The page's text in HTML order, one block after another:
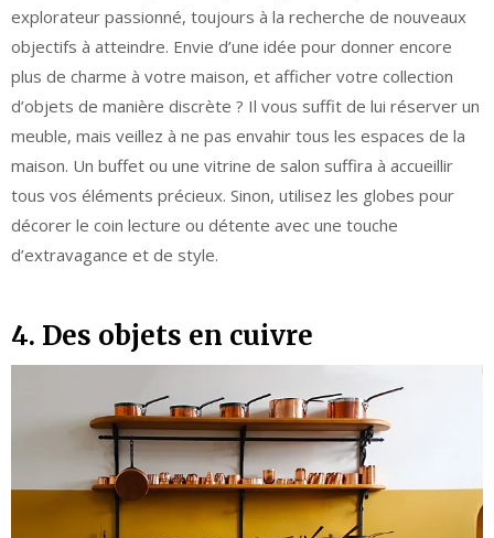
explorateur passionné, toujours à la recherche de nouveaux
objectifs à atteindre. Envie d’une idée pour donner encore
plus de charme à votre maison, et afficher votre collection
d’objets de manière discrète ? Il vous suffit de lui réserver un
meuble, mais veillez à ne pas envahir tous les espaces de la
maison. Un buffet ou une vitrine de salon suffira à accueillir
tous vos éléments précieux. Sinon, utilisez les globes pour
décorer le coin lecture ou détente avec une touche
d’extravagance et de style.
4. Des objets en cuivre